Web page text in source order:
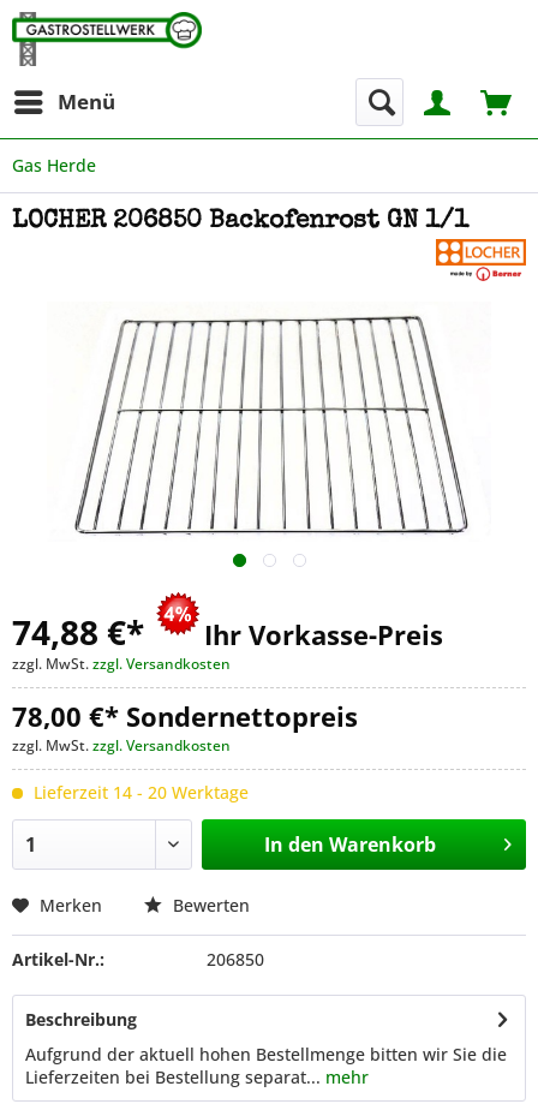
Menü
Gas Herde
LOCHER 206850 Backofenrost GN 1/1
74,88 €* Ihr Vorkasse-Preis
zzgl. MwSt.zzgl. Versandkosten
78,00 €* Sondernettopreis
zzgl. MwSt.zzgl. Versandkosten
Lieferzeit 14 - 20 Werktage
In den Warenkorb
Merken Bewerten
Artikel-Nr.: 206850
Beschreibung
Aufgrund der aktuell hohen Bestellmenge bitten wir Sie die
Lieferzeiten bei Bestellung separat... mehr